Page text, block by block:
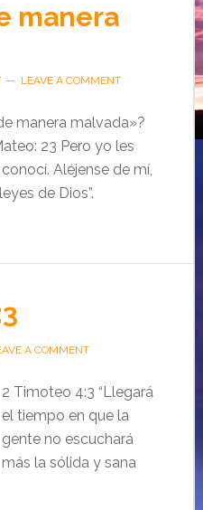
manera
LEAVE A COMMENT
manera malvada»?
23 Pero yo les
Aléjense de mí,
de Dios”.
A COMMENT
2 Timoteo 4:3 “Llegará
el tiempo en que la
gente no escuchará
más la sólida y sana